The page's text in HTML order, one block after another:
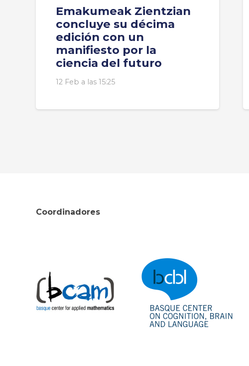
Emakumeak Zientzian
concluye su décima
edición con un
manifiesto por la
ciencia del futuro
12 Feb a las 15:25
Coordinadores